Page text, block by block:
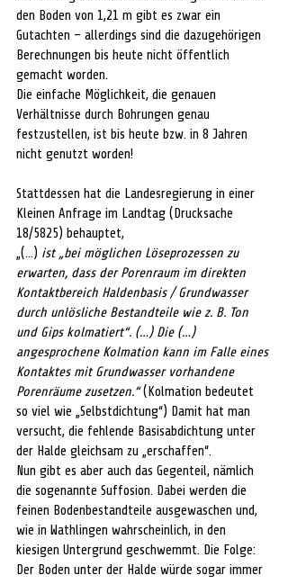
den Boden von 1,21 m gibt es zwar ein
Gutachten – allerdings sind die dazugehörigen
Berechnungen bis heute nicht öffentlich
gemacht worden.
Die einfache Möglichkeit, die genauen
Verhältnisse durch Bohrungen genau
festzustellen, ist bis heute bzw. in 8 Jahren
nicht genutzt worden!
Stattdessen hat die Landesregierung in einer
Kleinen Anfrage im Landtag (Drucksache
18/5825) behauptet,
„(…) ist „bei möglichen Löseprozessen zu
erwarten, dass der Porenraum im direkten
Kontaktbereich Haldenbasis / Grundwasser
durch unlösliche Bestandteile wie z. B. Ton
und Gips kolmatiert“. (…) Die (…)
angesprochene Kolmation kann im Falle eines
Kontaktes mit Grundwasser vorhandene
Porenräume zusetzen.“ (Kolmation bedeutet
so viel wie „Selbstdichtung“) Damit hat man
versucht, die fehlende Basisabdichtung unter
der Halde gleichsam zu „erschaffen“.
Nun gibt es aber auch das Gegenteil, nämlich
die sogenannte Suffosion. Dabei werden die
feinen Bodenbestandteile ausgewaschen und,
wie in Wathlingen wahrscheinlich, in den
kiesigen Untergrund geschwemmt. Die Folge:
Der Boden unter der Halde würde sogar immer